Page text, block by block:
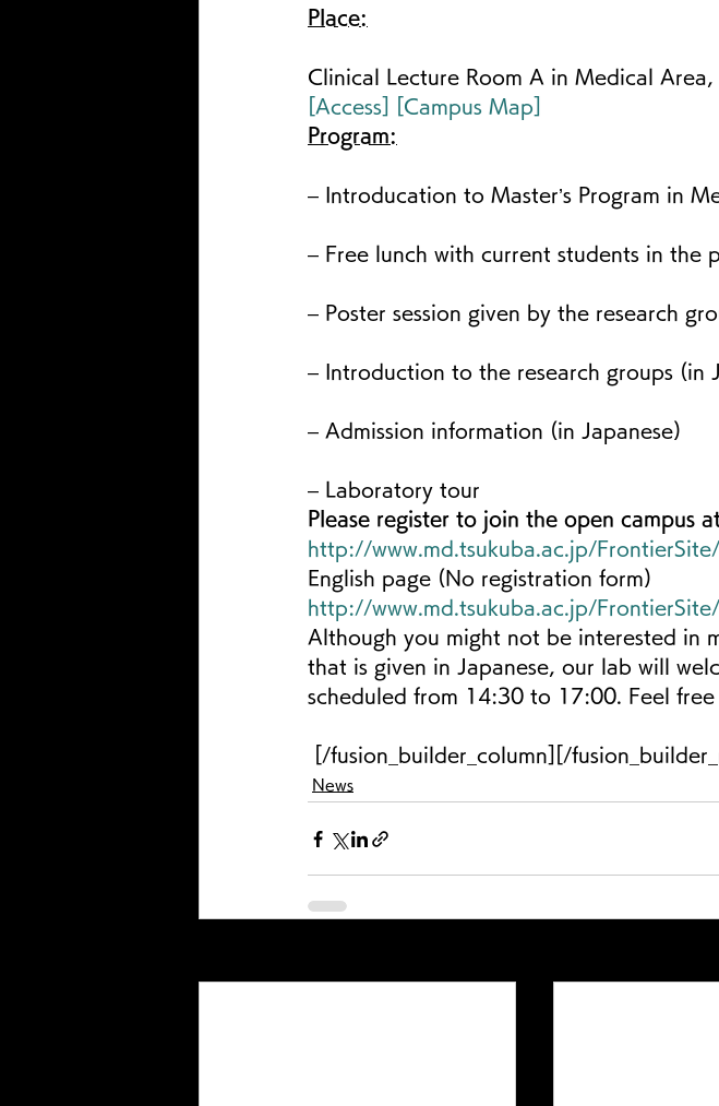
Place:
Clinical Lecture Room A in Medical
[Access]
[Campus Map]
Program:
– Introducation to Master’s Program in
– Free lunch with current students in the
– Poster session given by the research
– Introduction to the research groups (in
– Admission information (in Japanese)
– Laboratory tour
Please register to join the open campus
http://www.md.tsukuba.ac.jp/
English page (No registration form)
http://www.md.tsukuba.ac.jp/
Although you might not be interested in
that is given in Japanese, our lab will
scheduled from 14:30 to 17:00. Feel
[/fusion_builder_column][/
News